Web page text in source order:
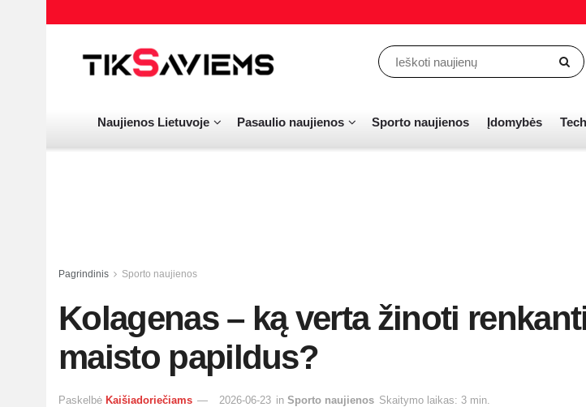
Naujienos Lietuvoje Pasaulio naujienos Sporto naujienos Įdomybės
Pagrindinis Sporto naujienos
Kolagenas – ką verta žinoti
maisto papildus?
Paskelbė Kaišiadoriečiams 2026-06-23 in Sporto naujienos Skaitymo laikas: 3 min.